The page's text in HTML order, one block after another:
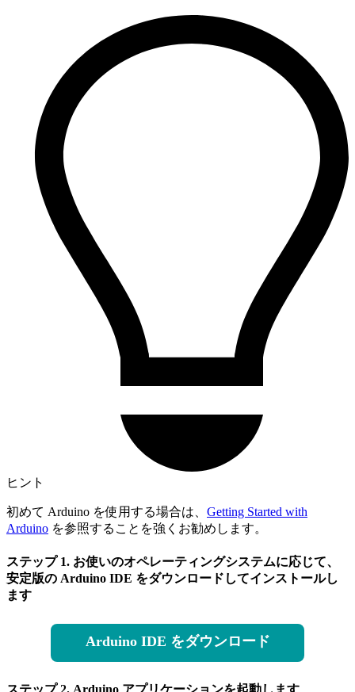
ヒント
初めて Arduino を使用する場合は、 Getting Started with
Arduino を参照することを強くお勧めします。
ステップ 1. お使いのオペレーティングシステムに応じて、
安定版の Arduino IDE をダウンロードしてインストールし
ます
Arduino IDE をダウンロード